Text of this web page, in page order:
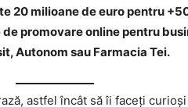
20 milioane de euro pentru
promovare online pentru
Autonom sau Farmacia Tei.
astfel încât să îi faceți